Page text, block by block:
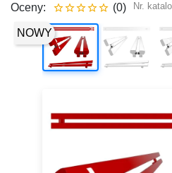
Oceny:  (0) Nr.
NOWY